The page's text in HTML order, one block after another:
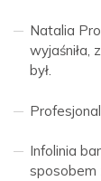
Natalia
wyjaśniła,
był.
Infolinia
sposobem